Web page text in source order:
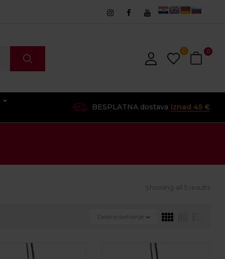
0 0
BESPLATNA dostava iznad 45 €
Showing all 5 results
Zadano sortiranje